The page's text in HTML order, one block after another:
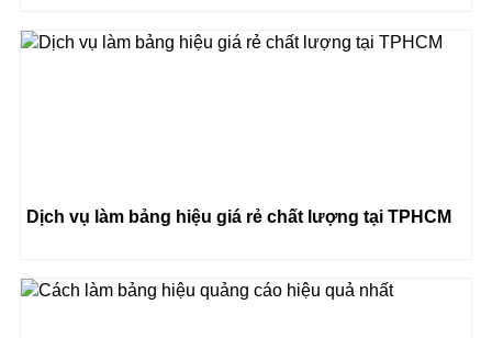
Dịch vụ làm bảng hiệu giá rẻ chất lượng tại TPHCM